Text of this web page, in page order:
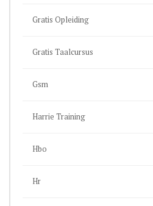
Gratis Opleiding
Gratis Taalcursus
Gsm
Harrie Training
Hbo
Hr